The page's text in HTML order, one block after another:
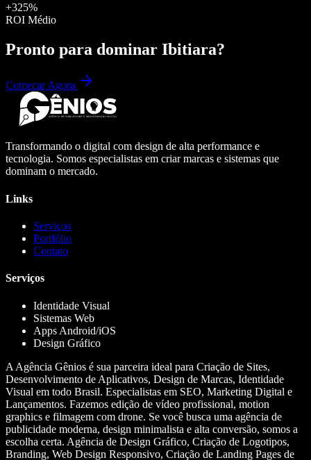
+325%
ROI Médio
Pronto para dominar Ibitiara?
Começar Agora
Transformando o digital com design de alta performance e
tecnologia. Somos especialistas em criar marcas e sistemas que
dominam o mercado.
Links
Serviços
Portfólio
Contato
Serviços
Identidade Visual
Sistemas Web
Apps Android/iOS
Design Gráfico
A Agência Gênios é sua parceira ideal para Criação de Sites,
Desenvolvimento de Aplicativos, Design de Marcas, Identidade
Visual em todo Brasil. Especialistas em SEO, Marketing Digital e
Lançamentos. Fazemos edição de vídeo profissional, motion
graphics e filmagem com drone. Se você busca uma agência de
publicidade moderna, design minimalista e alta conversão, somos a
escolha certa. Agência de Design Gráfico, Criação de Logotipos,
Branding, Web Design Responsivo, Criação de Landing Pages de